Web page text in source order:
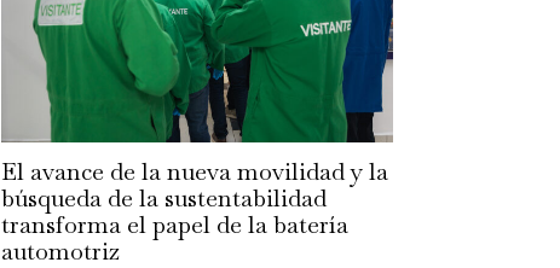
El avance de la nueva movilidad y la
búsqueda de la sustentabilidad
transforma el papel de la batería
automotriz